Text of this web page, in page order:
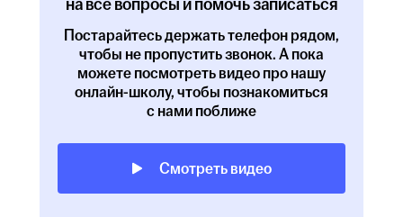
на все вопросы и помочь записаться
Постарайтесь держать телефон рядом,
чтобы не пропустить звонок. А пока
можете посмотреть видео про нашу
онлайн-школу, чтобы познакомиться
с нами поближе
Смотреть видео